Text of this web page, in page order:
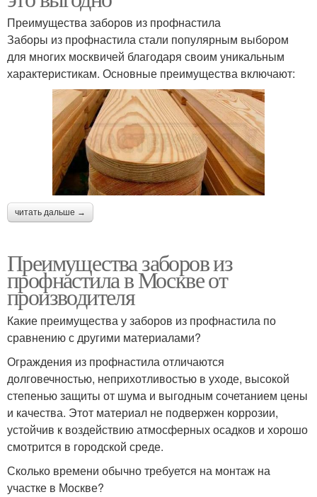
Преимущества заборов из профнастила
Заборы из профнастила стали популярным выбором
для многих москвичей благодаря своим уникальным
характеристикам. Основные преимущества включают:
читать дальше →
Преимущества заборов из
профнастила в Москве от
производителя
Какие преимущества у заборов из профнастила по
сравнению с другими материалами?
Ограждения из профнастила отличаются
долговечностью, неприхотливостью в уходе, высокой
степенью защиты от шума и выгодным сочетанием цены
и качества. Этот материал не подвержен коррозии,
устойчив к воздействию атмосферных осадков и хорошо
смотрится в городской среде.
Сколько времени обычно требуется на монтаж на
участке в Москве?